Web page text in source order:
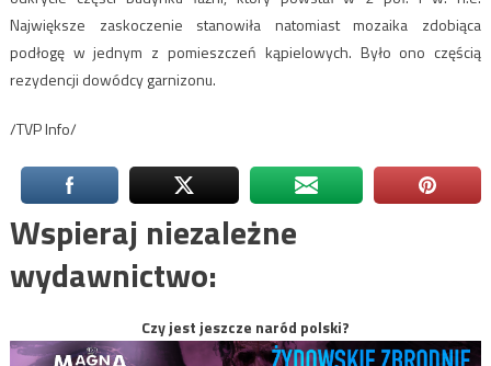
Największe zaskoczenie stanowiła natomiast mozaika zdobiąca
podłogę w jednym z pomieszczeń kąpielowych. Było ono częścią
rezydencji dowódcy garnizonu.
/TVP Info/
Wspieraj niezależne
wydawnictwo:
Czy jest jeszcze naród polski?